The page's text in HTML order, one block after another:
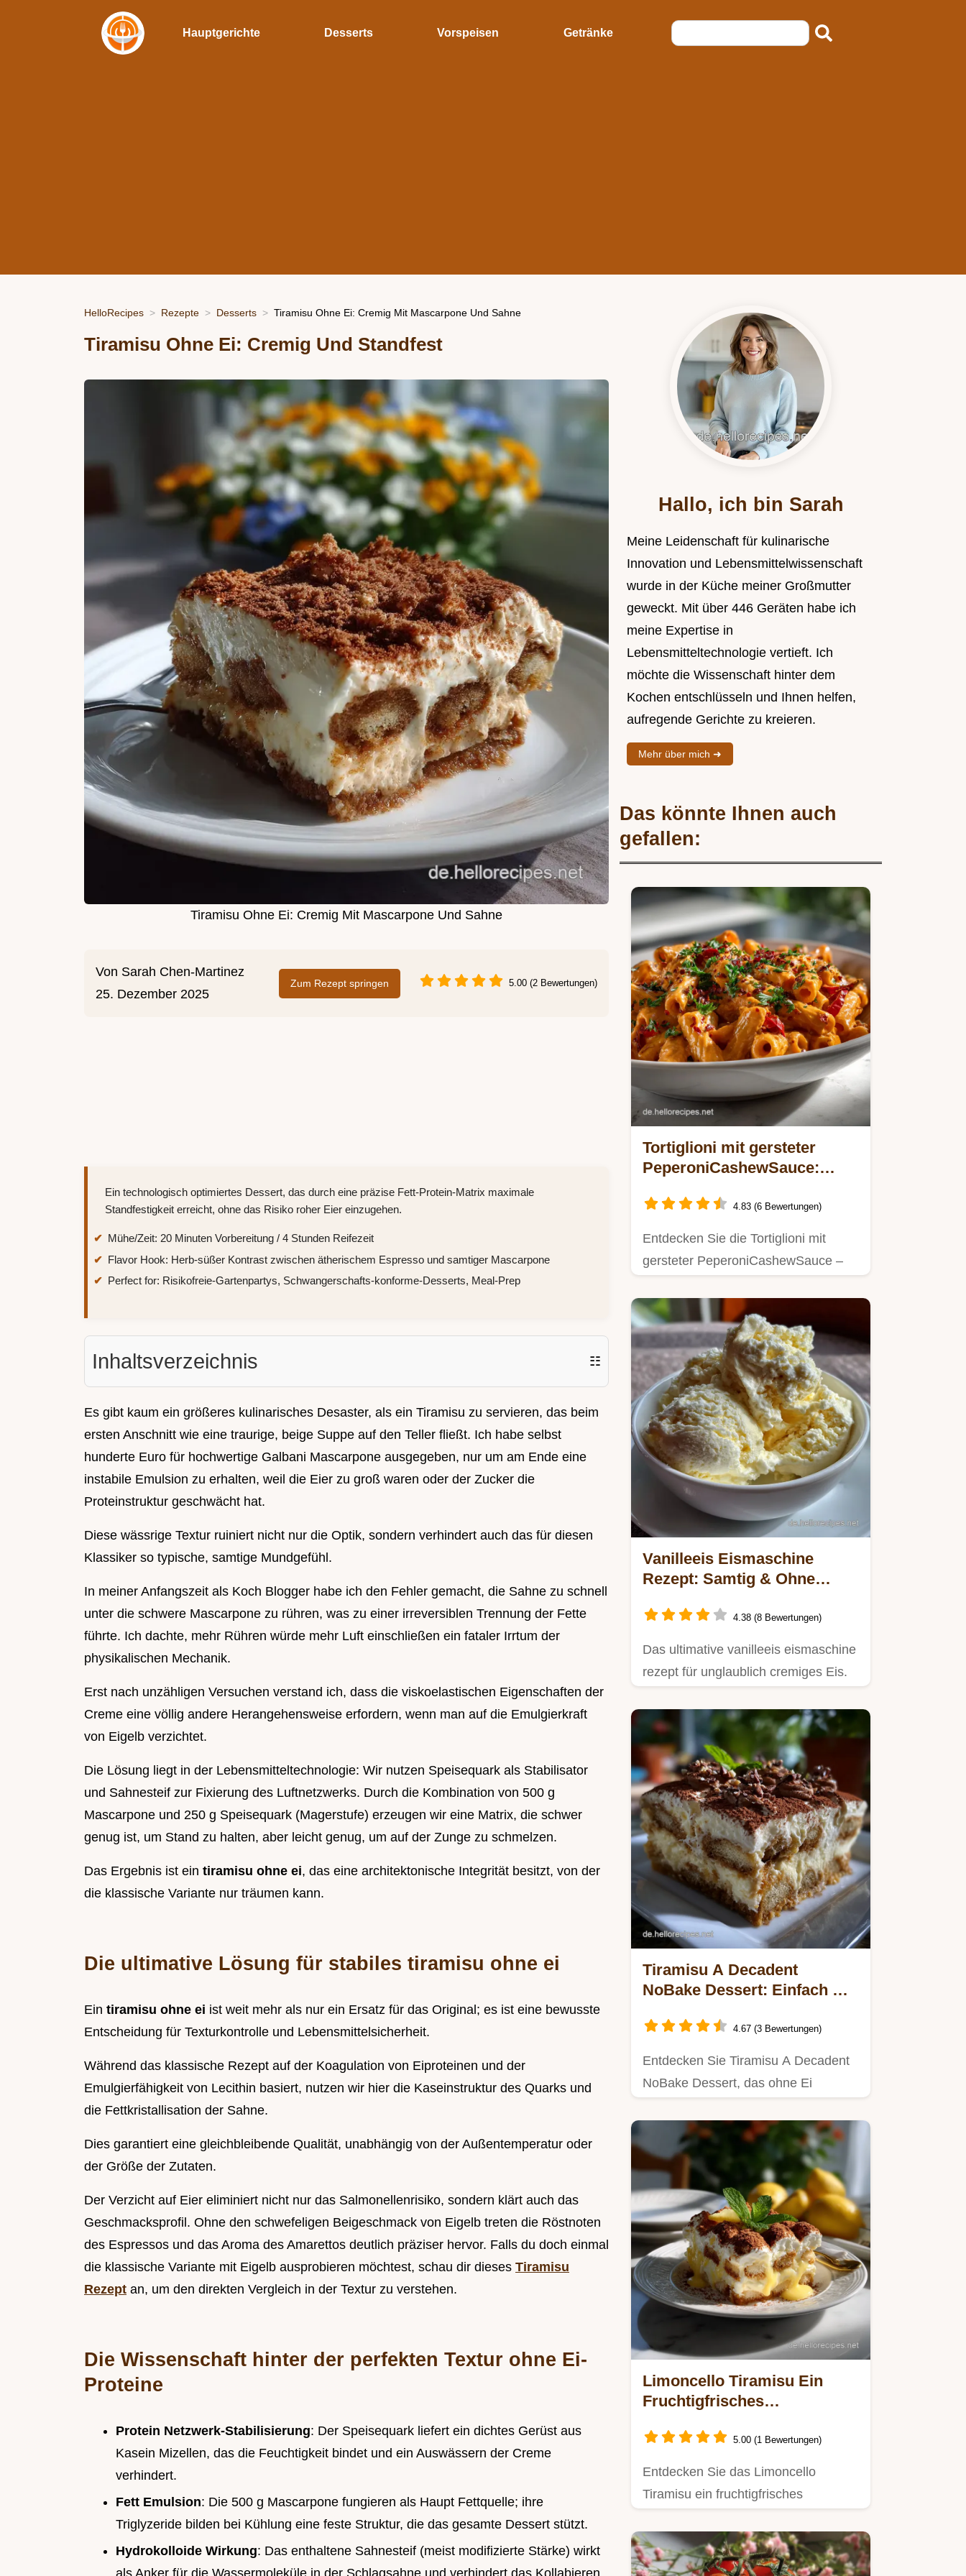
Hauptgerichte Desserts Vorspeisen Getränke
HelloRecipes Rezepte Desserts Tiramisu Ohne Ei: Cremig Mit Mascarpone Und Sahne
Tiramisu Ohne Ei: Cremig Und Standfest
Tiramisu Ohne Ei: Cremig Mit Mascarpone Und Sahne
Von Sarah Chen-Martinez
25. Dezember 2025
Zum Rezept springen 5.00 (2 Bewertungen)
Ein technologisch optimiertes Dessert, das durch eine präzise Fett-Protein-Matrix maximale
Standfestigkeit erreicht, ohne das Risiko roher Eier einzugehen.
Mühe/Zeit: 20 Minuten Vorbereitung / 4 Stunden Reifezeit
Flavor Hook: Herb-süßer Kontrast zwischen ätherischem Espresso und samtiger Mascarpone
Perfect for: Risikofreie-Gartenpartys, Schwangerschafts-konforme-Desserts, Meal-Prep
Inhaltsverzeichnis ☷
Es gibt kaum ein größeres kulinarisches Desaster, als ein Tiramisu zu servieren, das beim
ersten Anschnitt wie eine traurige, beige Suppe auf den Teller fließt. Ich habe selbst
hunderte Euro für hochwertige Galbani Mascarpone ausgegeben, nur um am Ende eine
instabile Emulsion zu erhalten, weil die Eier zu groß waren oder der Zucker die
Proteinstruktur geschwächt hat.
Diese wässrige Textur ruiniert nicht nur die Optik, sondern verhindert auch das für diesen
Klassiker so typische, samtige Mundgefühl.
In meiner Anfangszeit als Koch Blogger habe ich den Fehler gemacht, die Sahne zu schnell
unter die schwere Mascarpone zu rühren, was zu einer irreversiblen Trennung der Fette
führte. Ich dachte, mehr Rühren würde mehr Luft einschließen ein fataler Irrtum der
physikalischen Mechanik.
Erst nach unzähligen Versuchen verstand ich, dass die viskoelastischen Eigenschaften der
Creme eine völlig andere Herangehensweise erfordern, wenn man auf die Emulgierkraft
von Eigelb verzichtet.
Die Lösung liegt in der Lebensmitteltechnologie: Wir nutzen Speisequark als Stabilisator
und Sahnesteif zur Fixierung des Luftnetzwerks. Durch die Kombination von 500 g
Mascarpone und 250 g Speisequark (Magerstufe) erzeugen wir eine Matrix, die schwer
genug ist, um Stand zu halten, aber leicht genug, um auf der Zunge zu schmelzen.
Das Ergebnis ist ein tiramisu ohne ei, das eine architektonische Integrität besitzt, von der
die klassische Variante nur träumen kann.
Die ultimative Lösung für stabiles tiramisu ohne ei
Ein tiramisu ohne ei ist weit mehr als nur ein Ersatz für das Original; es ist eine bewusste
Entscheidung für Texturkontrolle und Lebensmittelsicherheit.
Während das klassische Rezept auf der Koagulation von Eiproteinen und der
Emulgierfähigkeit von Lecithin basiert, nutzen wir hier die Kaseinstruktur des Quarks und
die Fettkristallisation der Sahne.
Dies garantiert eine gleichbleibende Qualität, unabhängig von der Außentemperatur oder
der Größe der Zutaten.
Der Verzicht auf Eier eliminiert nicht nur das Salmonellenrisiko, sondern klärt auch das
Geschmacksprofil. Ohne den schwefeligen Beigeschmack von Eigelb treten die Röstnoten
des Espressos und das Aroma des Amarettos deutlich präziser hervor. Falls du doch einmal
die klassische Variante mit Eigelb ausprobieren möchtest, schau dir dieses Tiramisu
Rezept an, um den direkten Vergleich in der Textur zu verstehen.
Die Wissenschaft hinter der perfekten Textur ohne Ei-
Proteine
Protein Netzwerk-Stabilisierung: Der Speisequark liefert ein dichtes Gerüst aus
Kasein Mizellen, das die Feuchtigkeit bindet und ein Auswässern der Creme
verhindert.
Fett Emulsion: Die 500 g Mascarpone fungieren als Haupt Fettquelle; ihre
Triglyzeride bilden bei Kühlung eine feste Struktur, die das gesamte Dessert stützt.
Hydrokolloide Wirkung: Das enthaltene Sahnesteif (meist modifizierte Stärke) wirkt
als Anker für die Wassermoleküle in der Schlagsahne und verhindert das Kollabieren
Hallo, ich bin Sarah
Meine Leidenschaft für kulinarische
Innovation und Lebensmittelwissenschaft
wurde in der Küche meiner Großmutter
geweckt. Mit über 446 Geräten habe ich
meine Expertise in
Lebensmitteltechnologie vertieft. Ich
möchte die Wissenschaft hinter dem
Kochen entschlüsseln und Ihnen helfen,
aufregende Gerichte zu kreieren.
Mehr über mich ➜
Das könnte Ihnen auch
gefallen:
Tortiglioni mit gersteter
PeperoniCashewSauce:
4.83 (6 Bewertungen)
Entdecken Sie die Tortiglioni mit
gersteter PeperoniCashewSauce –
Vanilleeis Eismaschine
Rezept: Samtig & Ohne
4.38 (8 Bewertungen)
Das ultimative vanilleeis eismaschine
rezept für unglaublich cremiges Eis.
Tiramisu A Decadent
NoBake Dessert: Einfach &
4.67 (3 Bewertungen)
Entdecken Sie Tiramisu A Decadent
NoBake Dessert, das ohne Ei
Limoncello Tiramisu Ein
Fruchtigfrisches
Fertig
5.00 (1 Bewertungen)
Entdecken Sie das Limoncello
Tiramisu ein fruchtigfrisches